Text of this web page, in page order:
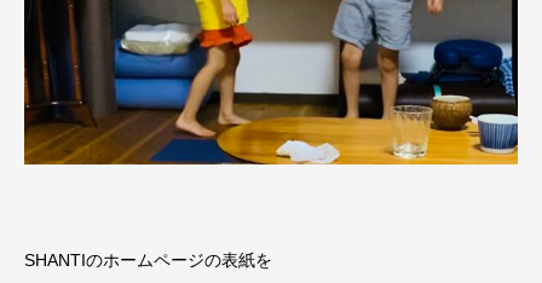
SHANTIのホームページの表紙を